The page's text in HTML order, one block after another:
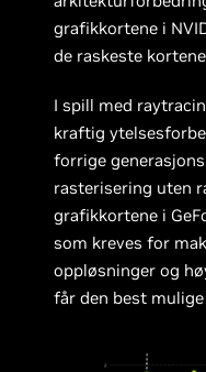
grafikkortene i
de raskeste
I spill med
kraftig
forrige
rasterisering uten
grafikkortene i
som kreves for
oppløsninger og
får den best